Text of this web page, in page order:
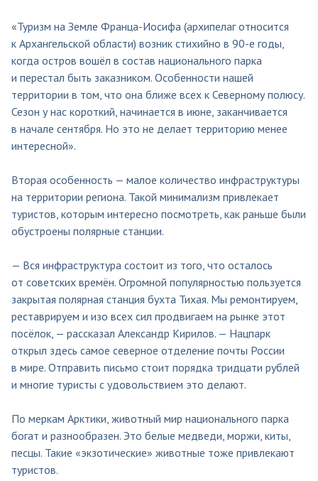
«Туризм на Земле Франца-Иосифа (архипелаг относится
к Архангельской области) возник стихийно в 90-е годы,
когда остров вошёл в состав национального парка
и перестал быть заказником. Особенности нашей
территории в том, что она ближе всех к Северному полюсу.
Сезон у нас короткий, начинается в июне, заканчивается
в начале сентября. Но это не делает территорию менее
интересной».
Вторая особенность — малое количество инфраструктуры
на территории региона. Такой минимализм привлекает
туристов, которым интересно посмотреть, как раньше были
обустроены полярные станции.
— Вся инфраструктура состоит из того, что осталось
от советских времён. Огромной популярностью пользуется
закрытая полярная станция бухта Тихая. Мы ремонтируем,
реставрируем и изо всех сил продвигаем на рынке этот
посёлок, — рассказал Александр Кирилов. — Нацпарк
открыл здесь самое северное отделение почты России
в мире. Отправить письмо стоит порядка тридцати рублей
и многие туристы с удовольствием это делают.
По меркам Арктики, животный мир национального парка
богат и разнообразен. Это белые медведи, моржи, киты,
песцы. Такие «экзотические» животные тоже привлекают
туристов.